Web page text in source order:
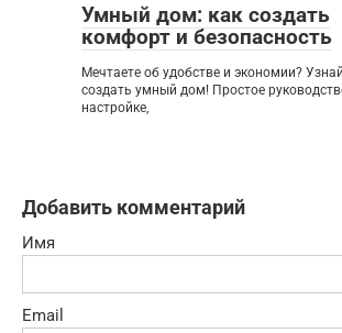
Умный дом: как создать
комфорт и безопасность
Мечтаете об удобстве и экономии?
создать умный дом! Простое
настройке,
Добавить комментарий
Имя
Email